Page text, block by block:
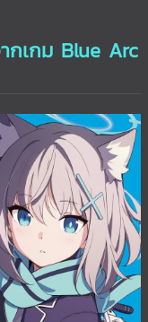
เกม Blue Arc